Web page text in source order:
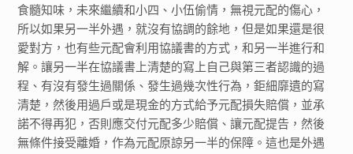
食髓知味，未來繼續和小四、小伍偷情，無視元配的傷心，
所以如果另一半外遇，就沒有協調的餘地，但是如果還是很
愛對方，也有些元配會利用協議書的方式，和另一半進行和
解。讓另一半在協議書上清楚的寫上自己與第三者認識的過
程、有沒有發生過關係、發生過幾次性行為，鉅細靡遺的寫
清楚，然後用過戶或是現金的方式給予元配損失賠償，並承
諾不得再犯，否則應交付元配多少賠償、讓元配提告，然後
無條件接受離婚，作為元配原諒另一半的保障。這也是外遇